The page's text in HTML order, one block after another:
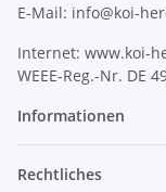
E-Mail: info@koi-
Internet: www.koi-
WEEE-Reg.-Nr. DE
Informationen
Rechtliches